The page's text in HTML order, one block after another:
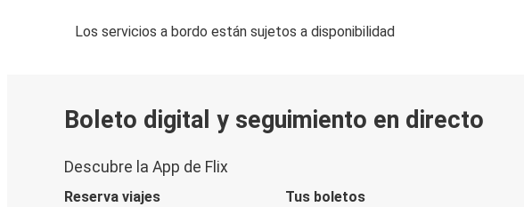
Los servicios a bordo están sujetos a disponibilidad
Boleto digital y seguimiento en directo
Descubre la App de Flix
Reserva viajes
Tus boletos